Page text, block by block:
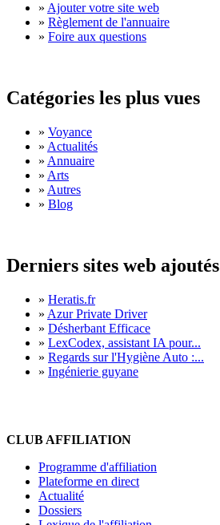
» Ajouter votre site web
» Règlement de l'annuaire
» Foire aux questions
Catégories les plus vues
» Voyance
» Actualités
» Annuaire
» Arts
» Autres
» Blog
Derniers sites web ajoutés
» Heratis.fr
» Azur Private Driver
» Désherbant Efficace
» LexCodex, assistant IA pour...
» Regards sur l'Hygiène Auto :...
» Ingénierie guyane
CLUB AFFILIATION
Programme d'affiliation
Plateforme en direct
Actualité
Dossiers